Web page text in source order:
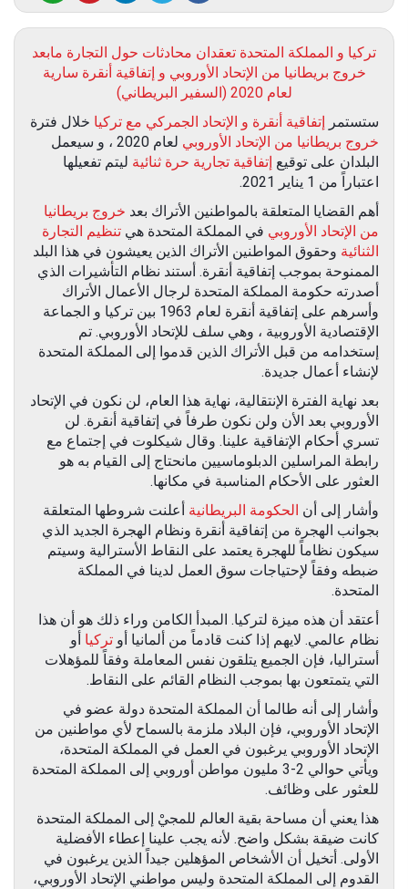
تركيا و المملكة المتحدة تعقدان محادثات حول التجارة مابعد
خروج بريطانيا من الإتحاد الأوروبي و إتفاقية أنقرة سارية
لعام 2020 (السفير البريطاني)
ستستمر إتفاقية أنقرة و الإتحاد الجمركي مع تركيا خلال فترة
خروج بريطانيا من الإتحاد الأوروبي
لعام 2020 ، و سيعمل
البلدان على توقيع إتفاقية تجارية حرة ثنائية ليتم تفعيلها
اعتباراً من 1 يناير 2021.
أهم القضايا المتعلقة بالمواطنين الأتراك بعد خروج بريطانيا
من الإتحاد الأوروبي في المملكة المتحدة هي تنظيم التجارة
الثنائية وحقوق المواطنين الأتراك الذين يعيشون في هذا البلد
الممنوحة بموجب إتفاقية أنقرة. أستند نظام التأشيرات الذي
أصدرته حكومة المملكة المتحدة لرجال الأعمال الأتراك
وأسرهم على إتفاقية أنقرة لعام 1963 بين تركيا و الجماعة
الإقتصادية الأوروبية ، وهي سلف للإتحاد الأوروبي. تم
إستخدامه من قبل الأتراك الذين قدموا إلى المملكة المتحدة
لإنشاء أعمال جديدة.
بعد نهاية الفترة الإنتقالية، نهاية هذا العام، لن نكون في الإتحاد
الأوروبي بعد الأن ولن نكون طرفاً في إتفاقية أنقرة. لن
تسري أحكام الإتفاقية علينا. وقال شيكلوت في إجتماع مع
رابطة المراسلين الدبلوماسيين مانحتاج إلى القيام به هو
العثور على الأحكام المناسبة في مكانها.
وأشار إلى أن الحكومة البريطانية أعلنت شروطها المتعلقة
بجوانب الهجرة من إتفاقية أنقرة ونظام الهجرة الجديد الذي
سيكون نظاماً للهجرة يعتمد على النقاط الأسترالية وسيتم
ضبطه وفقاً لإحتياجات سوق العمل لدينا في المملكة
المتحدة.
أعتقد أن هذه ميزة لتركيا. المبدأ الكامن وراء ذلك هو أن هذا
نظام عالمي. لايهم إذا كنت قادماً من ألمانيا أو تركيا أو
أستراليا، فإن الجميع يتلقون نفس المعاملة وفقاً للمؤهلات
التي يتمتعون بها بموجب النظام القائم على النقاط.
وأشار إلى أنه طالما أن المملكة المتحدة دولة عضو في
الإتحاد الأوروبي، فإن البلاد ملزمة بالسماح لأي مواطنين من
الإتحاد الأوروبي يرغبون في العمل في المملكة المتحدة،
ويأتي حوالي 2-3 مليون مواطن أوروبي إلى المملكة المتحدة
للعثور على وظائف.
هذا يعني أن مساحة بقية العالم للمجيْ إلى المملكة المتحدة
كانت ضيقة بشكل واضح. لأنه يجب علينا إعطاء الأفضلية
الأولى. أتخيل أن الأشخاص المؤهلين جيداً الذين يرغبون في
القدوم إلى المملكة المتحدة وليس مواطني الإتحاد الأوروبي،